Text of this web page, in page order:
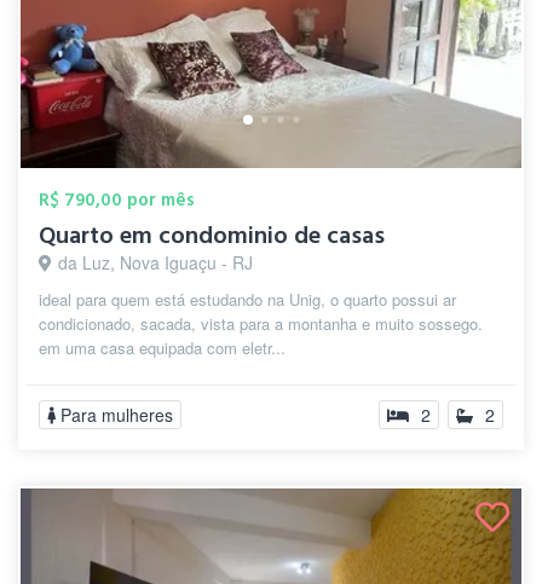
R$ 790,00 por mês
Quarto em condominio de casas
da Luz, Nova Iguaçu - RJ
ideal para quem está estudando na Unig, o quarto possui ar
condicionado, sacada, vista para a montanha e muito sossego.
em uma casa equipada com eletr...
Para mulheres 2 2